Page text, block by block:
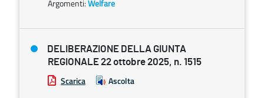
Argomenti:Welfare
DELIBERAZIONE DELLA GIUNTA
REGIONALE 22 ottobre 2025, n. 1515
Scarica Ascolta